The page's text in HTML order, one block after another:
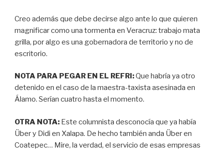
Creo además que debe decirse algo ante lo que quieren
magnificar como una tormenta en Veracruz: trabajo mata
grilla, por algo es una gobernadora de territorio y no de
escritorio.
NOTA PARA PEGAR EN EL REFRI:Que habría ya otro
detenido en el caso de la maestra-taxista asesinada en
Álamo. Serían cuatro hasta el momento.
OTRA NOTA: Este columnista desconocía que ya había
Über y Didi en Xalapa. De hecho también anda Über en
Coatepec… Mire, la verdad, el servicio de esas empresas